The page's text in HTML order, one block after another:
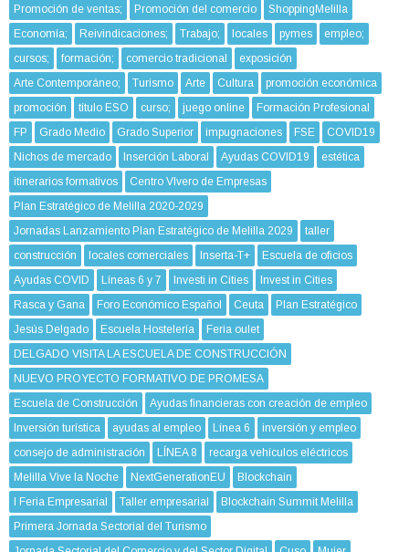
Promoción de ventas;
Promoción del comercio
ShoppingMelilla
Economía;
Reivindicaciones; Trabajo; locales pymes
empleo;
cursos;
formación; comercio tradicional
exposición
Arte Contemporáneo;
Turismo Arte Cultura
promoción económica
promoción
título ESO curso; juego online
Formación Profesional
FP
Grado Medio Grado Superior impugnaciones FSE
COVID19
Nichos de mercado
Inserción Laboral Ayudas COVID19
estética
itinerarios formativos
Centro VIvero de Empresas
Plan Estratégico de Melilla 2020-2029
Jornadas Lanzamiento Plan Estratégico de Melilla 2029
taller
construcción
locales comerciales Inserta-T+
Escuela de oficios
Ayudas COVID
Líneas 6 y 7 Investi in Cities
Invest in Cities
Rasca y Gana
Foro Económico Español Ceuta
Plan Estratégico
Jesús Delgado
Escuela Hostelería
Feria oulet
DELGADO VISITA LA ESCUELA DE CONSTRUCCIÓN
NUEVO PROYECTO FORMATIVO DE PROMESA
Escuela de Construcción
Ayudas financieras con creación de empleo
Inversión turística
ayudas al empleo Línea 6
inversión y empleo
consejo de administración
LÍNEA 8
recarga vehículos eléctricos
Melilla Vive la Noche
NextGenerationEU
Blockchain
I Feria Empresarial
Taller empresarial
Blockchain Summit Melilla
Primera Jornada Sectorial del Turismo